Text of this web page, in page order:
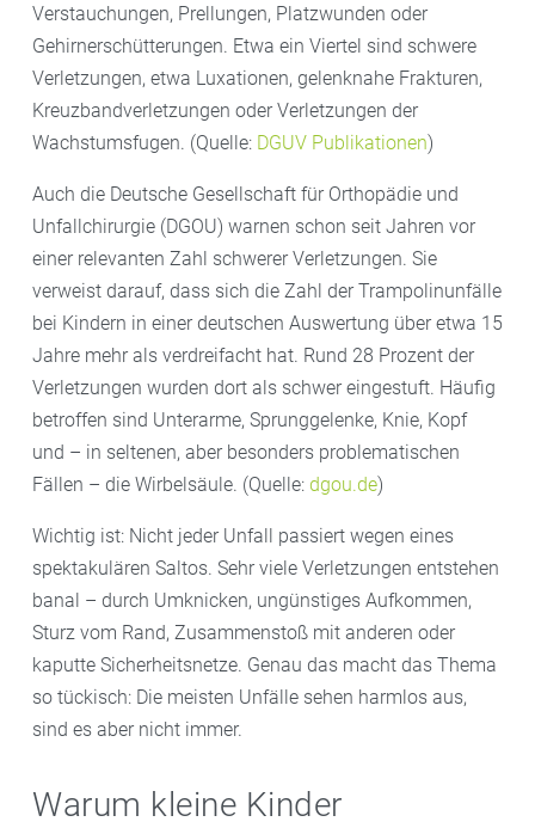
Verstauchungen, Prellungen, Platzwunden oder
Gehirnerschütterungen. Etwa ein Viertel sind schwere
Verletzungen, etwa Luxationen, gelenknahe Frakturen,
Kreuzbandverletzungen oder Verletzungen der
Wachstumsfugen. (Quelle: DGUV Publikationen)
Auch die Deutsche Gesellschaft für Orthopädie und
Unfallchirurgie (DGOU) warnen schon seit Jahren vor
einer relevanten Zahl schwerer Verletzungen. Sie
verweist darauf, dass sich die Zahl der Trampolinunfälle
bei Kindern in einer deutschen Auswertung über etwa 15
Jahre mehr als verdreifacht hat. Rund 28 Prozent der
Verletzungen wurden dort als schwer eingestuft. Häufig
betroffen sind Unterarme, Sprunggelenke, Knie, Kopf
und – in seltenen, aber besonders problematischen
Fällen – die Wirbelsäule. (Quelle: dgou.de)
Wichtig ist: Nicht jeder Unfall passiert wegen eines
spektakulären Saltos. Sehr viele Verletzungen entstehen
banal – durch Umknicken, ungünstiges Aufkommen,
Sturz vom Rand, Zusammenstoß mit anderen oder
kaputte Sicherheitsnetze. Genau das macht das Thema
so tückisch: Die meisten Unfälle sehen harmlos aus,
sind es aber nicht immer.
Warum kleine Kinder